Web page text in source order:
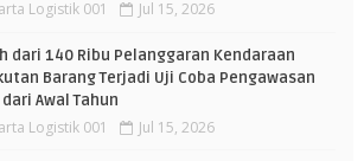
Logistik 001 Jul 15, 2026
dari 140 Ribu Pelanggaran Kendaraan
Barang Terjadi Uji Coba Pengawasan
dari Awal Tahun
Logistik 001 Jul 15, 2026